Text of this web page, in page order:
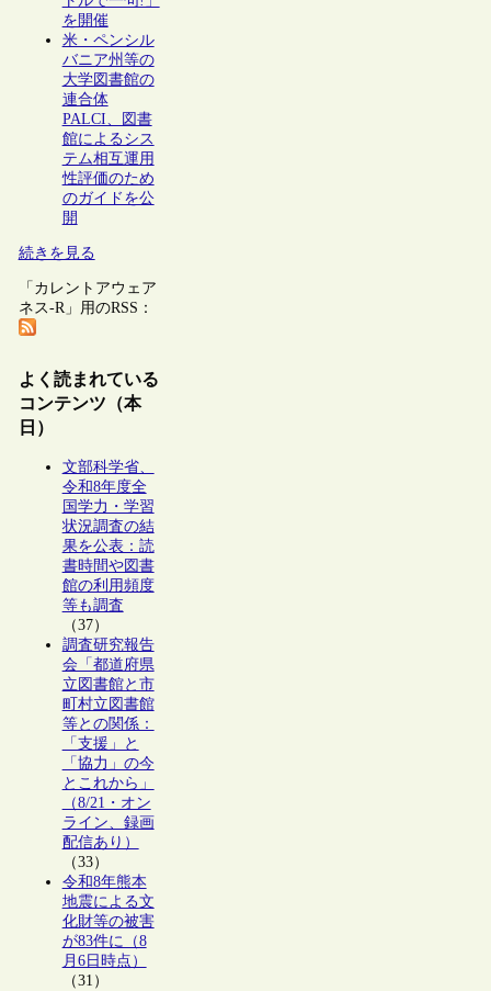
を開催
米・ペンシル
バニア州等の
大学図書館の
連合体
PALCI、図書
館によるシス
テム相互運用
性評価のため
のガイドを公
開
続きを見る
「カレントアウェア
ネス-R」用のRSS：
よく読まれている
コンテンツ（本
日）
文部科学省、
令和8年度全
国学力・学習
状況調査の結
果を公表：読
書時間や図書
館の利用頻度
等も調査
（37）
調査研究報告
会「都道府県
立図書館と市
町村立図書館
等との関係：
「支援」と
「協力」の今
とこれから」
（8/21・オン
ライン、録画
配信あり）
（33）
令和8年熊本
地震による文
化財等の被害
が83件に（8
月6日時点）
（31）